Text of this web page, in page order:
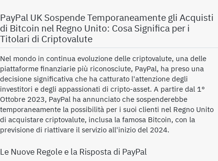
PayPal UK Sospende Temporaneamente gli Acquisti
di Bitcoin nel Regno Unito: Cosa Significa per i
Titolari di Criptovalute
Nel mondo in continua evoluzione delle criptovalute, una delle
piattaforme finanziarie più riconosciute, PayPal, ha preso una
decisione significativa che ha catturato l'attenzione degli
investitori e degli appassionati di cripto-asset. A partire dal 1°
Ottobre 2023, PayPal ha annunciato che sospenderebbe
temporaneamente la possibilità per i suoi clienti nel Regno Unito
di acquistare criptovalute, inclusa la famosa Bitcoin, con la
previsione di riattivare il servizio all'inizio del 2024.
Le Nuove Regole e la Risposta di PayPal